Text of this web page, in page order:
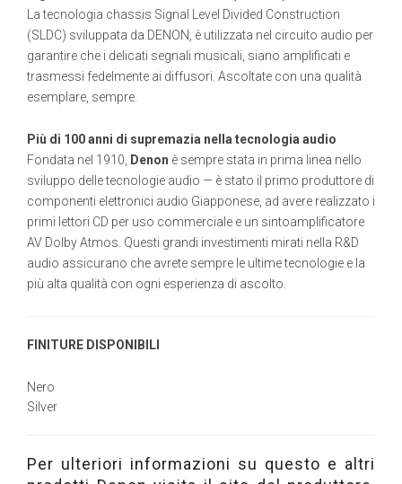
La tecnologia chassis Signal Level Divided Construction
(SLDC) sviluppata da DENON, è utilizzata nel circuito audio per
garantire che i delicati segnali musicali, siano amplificati e
trasmessi fedelmente ai diffusori. Ascoltate con una qualità
esemplare, sempre.
Più di 100 anni di supremazia nella tecnologia audio
Fondata nel 1910, Denon è sempre stata in prima linea nello
sviluppo delle tecnologie audio — è stato il primo produttore di
componenti elettronici audio Giapponese, ad avere realizzato i
primi lettori CD per uso commerciale e un sintoamplificatore
AV Dolby Atmos. Questi grandi investimenti mirati nella R&D
audio assicurano che avrete sempre le ultime tecnologie e la
più alta qualità con ogni esperienza di ascolto.
FINITURE DISPONIBILI
Nero
Silver
Per ulteriori informazioni su questo e altri